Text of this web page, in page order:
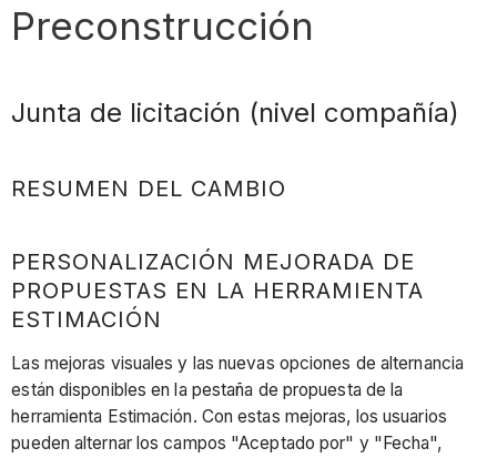
Preconstrucción
Junta de licitación (nivel compañía)
RESUMEN DEL CAMBIO
PERSONALIZACIÓN MEJORADA DE
PROPUESTAS EN LA HERRAMIENTA
ESTIMACIÓN
Las mejoras visuales y las nuevas opciones de alternancia
están disponibles en la pestaña de propuesta de la
herramienta Estimación. Con estas mejoras, los usuarios
pueden alternar los campos "Aceptado por" y "Fecha",